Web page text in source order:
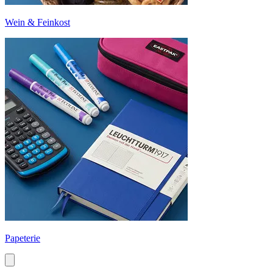
Wein & Feinkost
Papeterie